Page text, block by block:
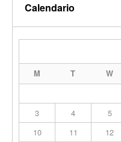
Calendario
M T W
3
4 5
10
11 12